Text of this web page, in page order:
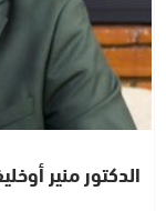
الدكتور منير